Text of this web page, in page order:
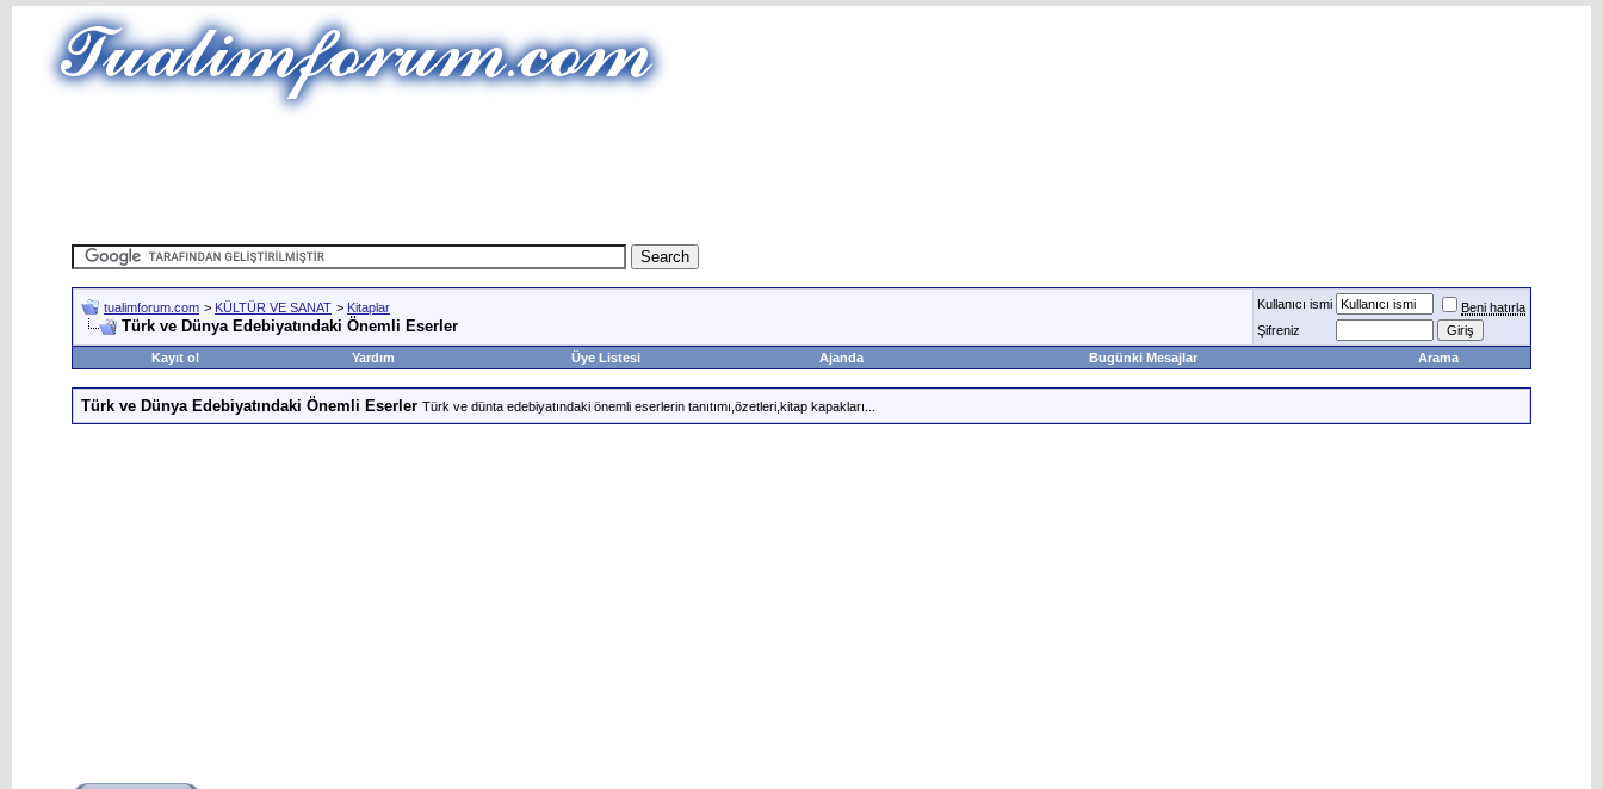
tualimforum.com > KÜLTÜR VE SANAT > Kitaplar
Türk ve Dünya Edebiyatındaki Önemli Eserler
Kullanıcı ismi
Beni hatırla
Şifreniz
Kayıt ol
Yardım Üye Listesi Ajanda Bugünki Mesajlar Arama
Türk ve Dünya Edebiyatındaki Önemli Eserler Türk ve dünta edebiyatındaki önemli eserlerin tanıtımı,özetleri,kitap kapakları...